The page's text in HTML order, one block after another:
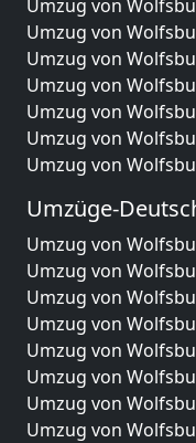
Umzug von
Umzug von
Umzug von
Umzug von
Umzug von
Umzug von
Umzug von
Umzüge-
Umzug von
Umzug von
Umzug von
Umzug von
Umzug von
Umzug von
Umzug von
Umzug von